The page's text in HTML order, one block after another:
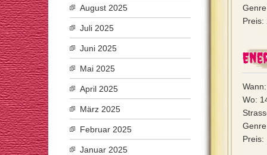
Preis:
Wo:
Preis:
August 2025
Juli 2025
Juni 2025
Mai 2025
April 2025
März 2025
Februar 2025
Januar 2025